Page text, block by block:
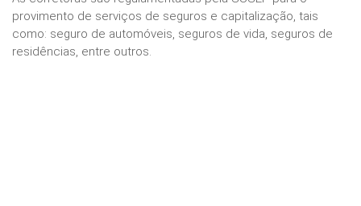
provimento de serviços de seguros e capitalização, tais
como: seguro de automóveis, seguros de vida, seguros de
residências, entre outros.